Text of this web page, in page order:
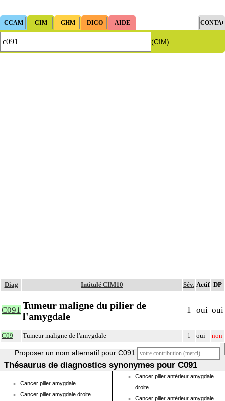
(CIM)
Diag Intitulé CIM10 Sév. Actif DP
C091 Tumeur maligne du pilier de
l'amygdale
1 oui oui
C09 Tumeur maligne de l'amygdale 1 oui non
Proposer un nom alternatif pour C091
Thésaurus de diagnostics synonymes pour C091
Cancer pilier amygdale
Cancer pilier amygdale droite
Cancer pilier antérieur amygdale
droite
Cancer pilier antérieur amygdale